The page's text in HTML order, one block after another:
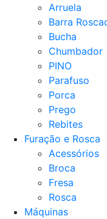
Arruela
Barra
Bucha
Chumbador
PINO
Parafuso
Porca
Prego
Rebites
Furação e Rosca
Acessórios
Broca
Fresa
Rosca
Máquinas